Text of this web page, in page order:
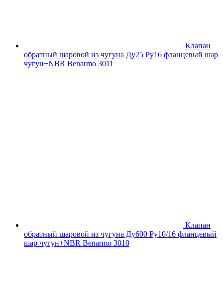
Клапан
обратный шаровой из чугуна Ду25 Ру16 фланцевый шар
чугун+NBR Benarmo 3011
Клапан
обратный шаровой из чугуна Ду600 Ру10/16 фланцевый
шар чугун+NBR Benarmo 3010